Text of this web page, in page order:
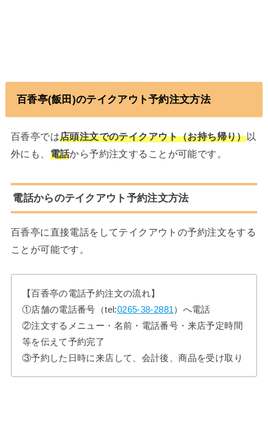
百香亭(飯田)のテイクアウト予約注文方法
百香亭では店頭注文でのテイクアウト（お持ち帰り）以
外にも、 電話から予約注文することが可能です。
電話からのテイクアウト予約注文方法
百香亭に直接電話をしてテイクアウトの予約注文をする
ことが可能です。
【百香亭の電話予約注文の流れ】
①店舗の電話番号（tel:0265-38-2881）へ電話
②注文するメニュー・名前・電話番号・来店予定時間
等を伝えて予約完了
③予約した日時に来店して、会計後、商品を受け取り